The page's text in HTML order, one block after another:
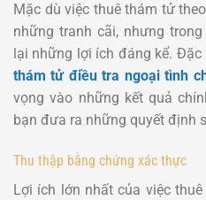
Mặc dù việc thuê thám tử
những tranh cãi, nhưng
lại những lợi ích đáng kể.
thám tử điều tra ngoại tình
vọng vào những kết quả
bạn đưa ra những quyết định
Thu thập bằng chứng xác thực
Lợi ích lớn nhất của việc